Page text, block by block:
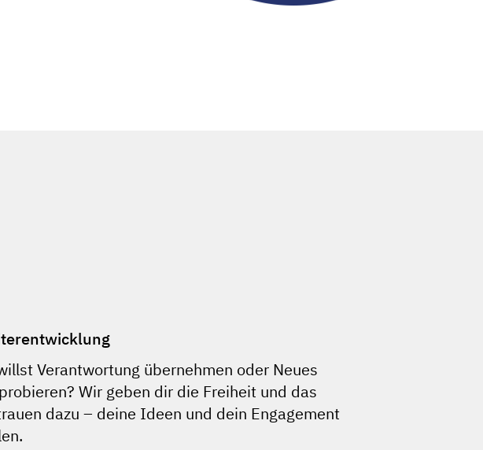
Verantwortung übernehmen oder Neues
Wir geben dir die Freiheit und das
dazu – deine Ideen und dein Engagement